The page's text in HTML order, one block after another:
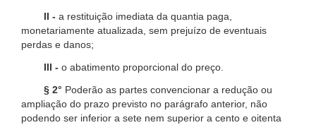
II - a restituição imediata da quantia paga,
monetariamente atualizada, sem prejuízo de eventuais
perdas e danos;
III - o abatimento proporcional do preço.
§ 2° Poderão as partes convencionar a redução ou
ampliação do prazo previsto no parágrafo anterior, não
podendo ser inferior a sete nem superior a cento e oitenta